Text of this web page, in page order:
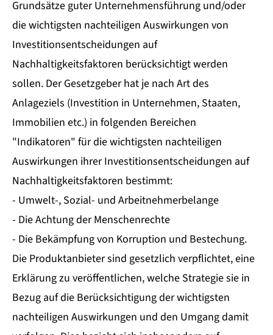
Grundsätze guter Unternehmensführung und/oder
die wichtigsten nachteiligen Auswirkungen von
Investitionsentscheidungen auf
Nachhaltigkeitsfaktoren berücksichtigt werden
sollen. Der Gesetzgeber hat je nach Art des
Anlageziels (Investition in Unternehmen, Staaten,
Immobilien etc.) in folgenden Bereichen
"Indikatoren" für die wichtigsten nachteiligen
Auswirkungen ihrer Investitionsentscheidungen auf
Nachhaltigkeitsfaktoren bestimmt:
- Umwelt-, Sozial- und Arbeitnehmerbelange
- Die Achtung der Menschenrechte
- Die Bekämpfung von Korruption und Bestechung.
Die Produktanbieter sind gesetzlich verpflichtet, eine
Erklärung zu veröffentlichen, welche Strategie sie in
Bezug auf die Berücksichtigung der wichtigsten
nachteiligen Auswirkungen und den Umgang damit